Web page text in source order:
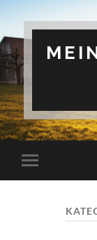
Mobile-
Menü